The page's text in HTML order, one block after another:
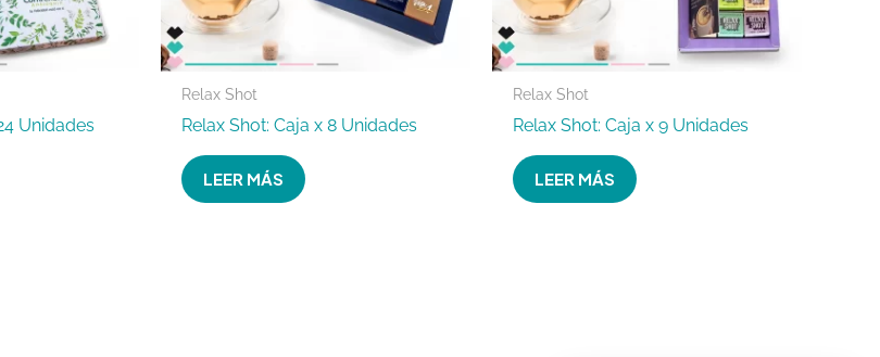
Unidades
Relax Shot
Relax Shot: Caja x 8 Unidades
LEER MÁS
Relax Shot
Relax Shot: Caja x 9 Unidades
LEER MÁS